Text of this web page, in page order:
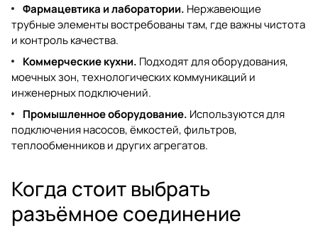
Фармацевтика и лаборатории. Нержавеющие
трубные элементы востребованы там, где важны чистота
и контроль качества.
Коммерческие кухни. Подходят для оборудования,
моечных зон, технологических коммуникаций и
инженерных подключений.
Промышленное оборудование. Используются для
подключения насосов, ёмкостей, фильтров,
теплообменников и других агрегатов.
Когда стоит выбрать
разъёмное соединение